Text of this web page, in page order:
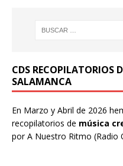
CDS RECOPILATORIOS
SALAMANCA
En Marzo y Abril de 2026
recopilatorios de música
porA Nuestro Ritmo (Radio